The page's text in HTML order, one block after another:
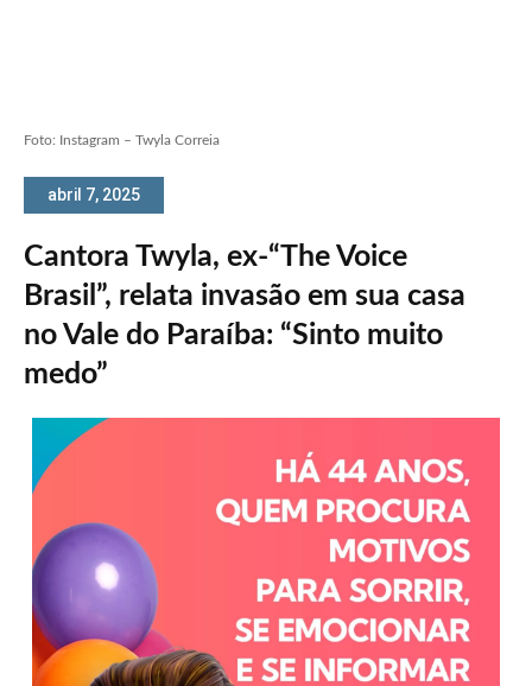
Foto: Instagram – Twyla Correia
abril 7, 2025
Cantora Twyla, ex-“The Voice
Brasil”, relata invasão em sua casa
no Vale do Paraíba: “Sinto muito
medo”